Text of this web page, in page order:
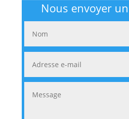
Nous envoyer